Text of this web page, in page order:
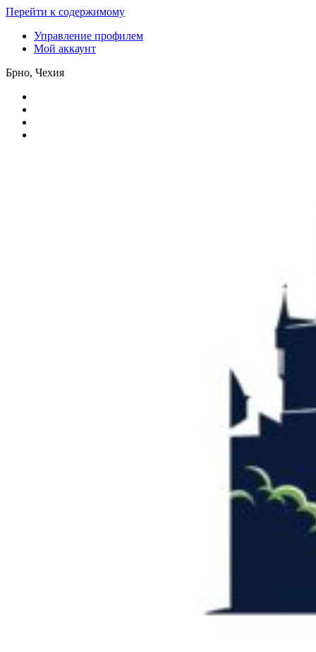
Перейти к содержимому
Управление профилем
Мой аккаунт
Брно, Чехия